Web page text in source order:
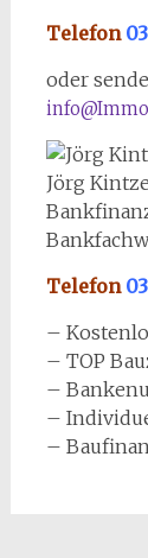
Telefon
oder
Jörg
Telefon
–
– TOP
–
–
–